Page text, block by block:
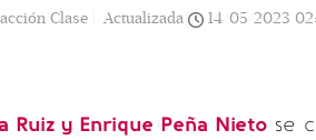
Clase | Actualizada 14/05/2023
Ruiz y Enrique Peña Nieto se